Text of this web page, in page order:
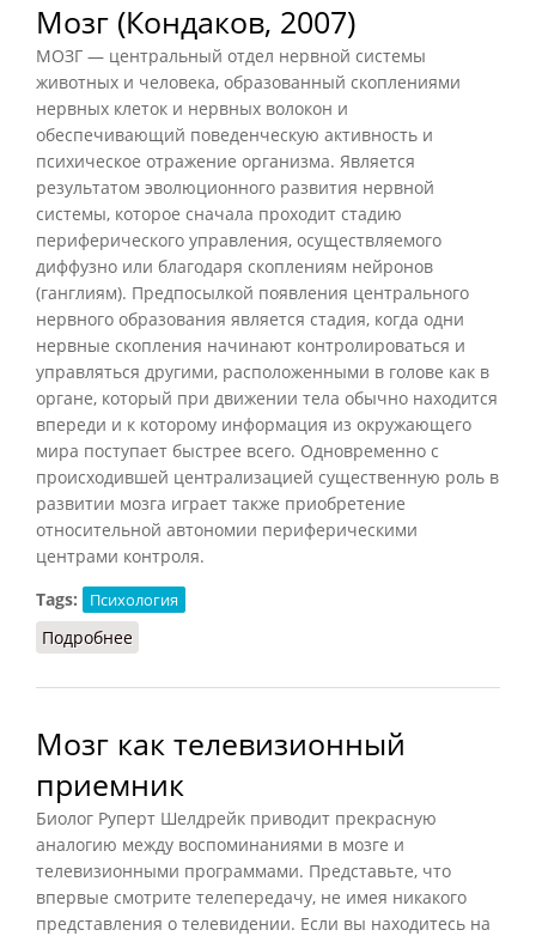
Мозг (Кондаков, 2007)
МОЗГ — центральный отдел нервной системы
животных и человека, образованный скоплениями
нервных клеток и нервных волокон и
обеспечивающий поведенческую активность и
психическое отражение организма. Является
результатом эволюционного развития нервной
системы, которое сначала проходит стадию
периферического управления, осуществляемого
диффузно или благодаря скоплениям нейронов
(ганглиям). Предпосылкой появления центрального
нервного образования является стадия, когда одни
нервные скопления начинают контролироваться и
управляться другими, расположенными в голове как в
органе, который при движении тела обычно находится
впереди и к которому информация из окружающего
мира поступает быстрее всего. Одновременно с
происходившей централизацией существенную роль в
развитии мозга играет также приобретение
относительной автономии периферическими
центрами контроля.
Tags:
Психология
Подробнее
Мозг как телевизионный
приемник
Биолог Руперт Шелдрейк приводит прекрасную
аналогию между воспоминаниями в мозге и
телевизионными программами. Представьте, что
впервые смотрите телепередачу, не имея никакого
представления о телевидении. Если вы находитесь на